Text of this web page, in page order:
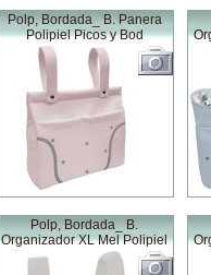
Polp, Bordada_ B. Panera
Polipiel Picos y Bod
Polp, Bordada_ B.
Organizador XL Mel Polipiel